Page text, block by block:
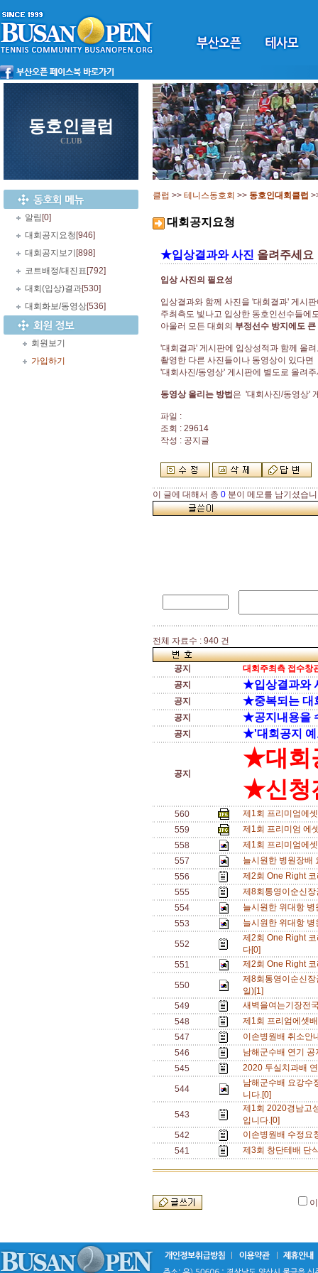
동호인클럽
CLUB
알림 [0]
대회공지요청 [946]
대회공지보기 [898]
코트배정/대진표 [792]
대회(입상)결과[530]
대회화보/동영상[536]
회원보기
가입하기
클럽 >> 테니스동호회 >> 동호인대회클럽
대회공지요청
★입상결과와 사진 올려주세요
입상 사진의 필요성
입상결과와 함께 사진을 '대회결과' 게시
주최측도 빛나고 입상한 동호인선수들에
아울러 모든 대회의 부정선수 방지에도
'대회결과' 게시판에 입상성적과 함께 올
촬영한 다른 사진들이나 동영상이 있다면
'대회사진/동영상' 게시판에 별도로 올려
동영상 올리는 방법 은 '대회사진/동영상'
파일 :
조회 : 29614
작성 : 공지글
이 글에 대해서 총 0 분이 메모를 남기셨습
전체 자료수 : 940 건
공지
대회주최측 접수창
공지
★입상결과와
공지 ★중복되는 대
공지 ★공지내용을
공지 ★'대회공지 예
공지
★대회
★신청
560
제1회 프리미엄에
559
제1회 프리미엄 에
558
제1회 프리미엄에
557
늘시원한 병원장배
556
제2회 One Right
555
제8회통영이순신
554
늘시원한 위대항
553
늘시원한 위대항
552
제2회 One Right
다[0]
551
제2회 One Right
550
제8회통영이순신
일)[1]
549
새벽을여는기장전
548
제1회 프리엄에셋
547
이손병원배 취소
546
남해군수배 연기
545
2020 두실치과배
544
남해군수배 요강수
니다.[0]
543
제1회 2020경남고
입니다.[0]
542
이손병원배 수정
541
제3회 창단테배 단